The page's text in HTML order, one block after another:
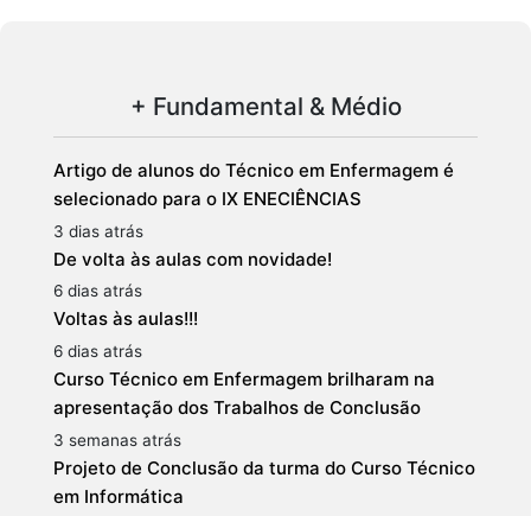
+ Fundamental & Médio
Artigo de alunos do Técnico em Enfermagem é
selecionado para o IX ENECIÊNCIAS
3 dias atrás
De volta às aulas com novidade!
6 dias atrás
Voltas às aulas!!!
6 dias atrás
Curso Técnico em Enfermagem brilharam na
apresentação dos Trabalhos de Conclusão
3 semanas atrás
Projeto de Conclusão da turma do Curso Técnico
em Informática